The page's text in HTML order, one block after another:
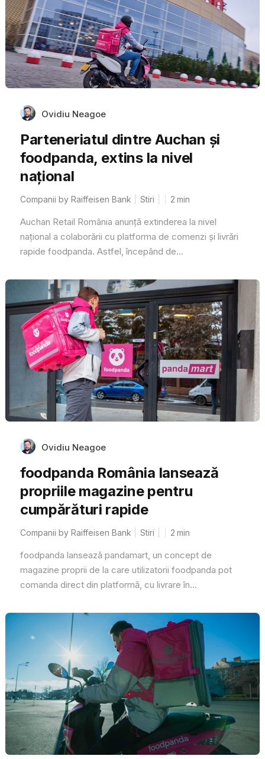
Ovidiu Neagoe
Parteneriatul dintre Auchan și
foodpanda, extins la nivel
național
Companii by Raiffeisen Bank Stiri 2 min
Auchan Retail România anunță extinderea la nivel
național a colaborării cu platforma de comenzi și livrări
rapide foodpanda. Astfel, începând de...
Ovidiu Neagoe
foodpanda România lansează
propriile magazine pentru
cumpărături rapide
Companii by Raiffeisen Bank Stiri 2 min
foodpanda lansează pandamart, un concept de
magazine proprii de la care utilizatorii foodpanda pot
comanda direct din platformă, cu livrare în...